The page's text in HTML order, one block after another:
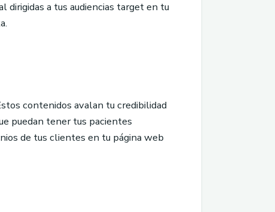
dirigidas a tus audiencias target en tu
contenidos avalan tu credibilidad
puedan tener tus pacientes
de tus clientes en tu página web